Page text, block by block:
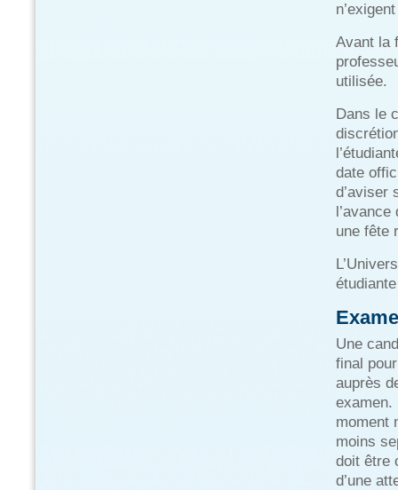
Avant la
utilisée.
Dans le
date
d’aviser
l’avance
une fête
Une
final
auprès
examen.
moment
moins
doit être
d’une